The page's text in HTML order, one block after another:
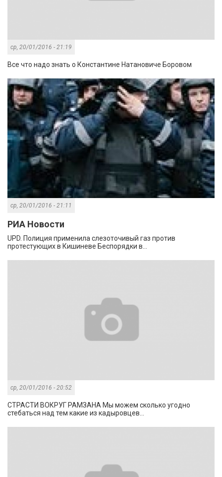
ср, 20/01/2016 - 21:19
Все что надо знать о Константине Натановиче Боровом
ср, 20/01/2016 - 21:11
РИА Новости
UPD. Полиция применила слезоточивый газ против
протестующих в Кишиневе Беспорядки в...
ср, 20/01/2016 - 20:52
СТРАСТИ ВОКРУГ РАМЗАНА Мы можем сколько угодно
стебаться над тем какие из кадыровцев...